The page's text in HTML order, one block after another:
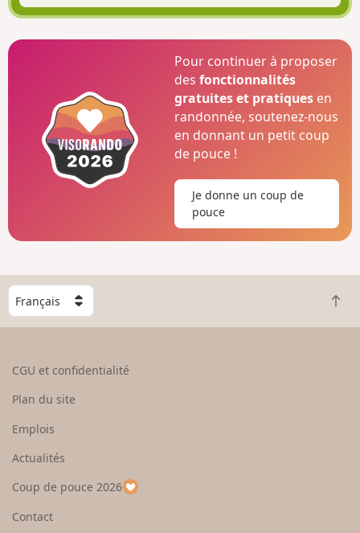
Pour continuer à proposer
desfonctionnalités
gratuites et pratiques en
randonnée, soutenez-nous
en donnant un petit coup
de pouce !
Je donne un coup de
pouce
C
h
o
e
u
p
a
R
e
CGU et confidentialité
Plan du site
Emplois
Actualités
Coup de pouce 2026
Contact